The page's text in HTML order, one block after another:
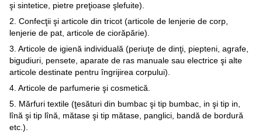
şi sintetice, pietre preţioase şlefuite).
2. Confecţii şi articole din tricot (articole de lenjerie de corp,
lenjerie de pat, articole de ciorăpărie).
3. Articole de igienă individuală (periuţe de dinţi, piepteni, agrafe,
bigudiuri, pensete, aparate de ras manuale sau electrice şi alte
articole destinate pentru îngrijirea corpului).
4. Articole de parfumerie şi cosmetică.
5. Mărfuri textile (ţesături din bumbac şi tip bumbac, in şi tip in,
lînă şi tip lînă, mătase şi tip mătase, panglici, bandă de bordură
etc.).